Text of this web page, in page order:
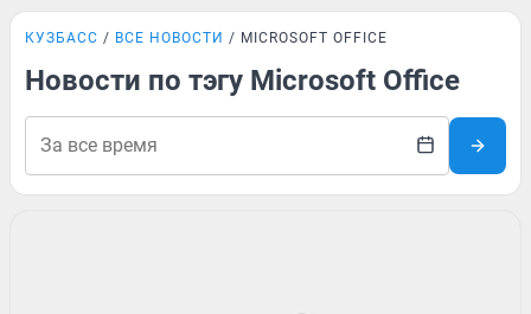
КУЗБАСС ВСЕ НОВОСТИ MICROSOFT OFFICE
Новости по тэгу Microsoft Office